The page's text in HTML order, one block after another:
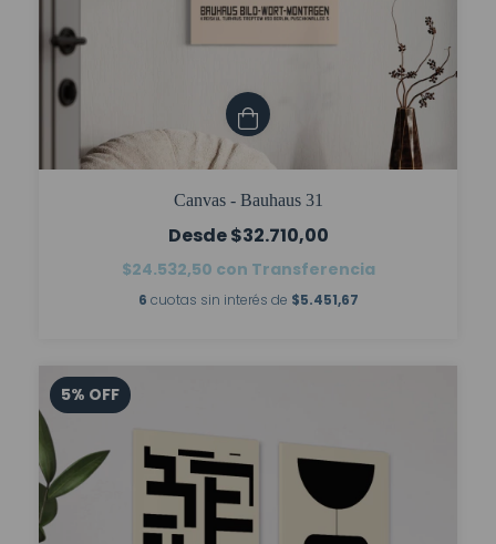
Canvas - Bauhaus 31
$32.710,00
$24.532,50 con Transferencia
6 cuotas sin interés de $5.451,67
5% OFF